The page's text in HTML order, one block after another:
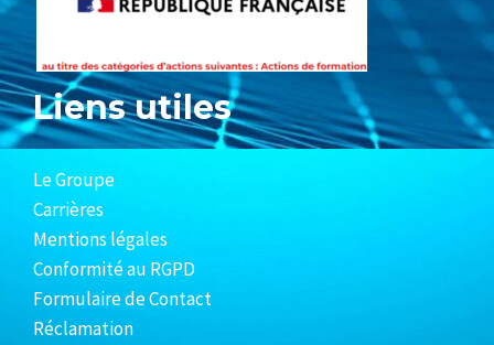
Liens utiles
Le Groupe
Carrières
Mentions légales
Conformité au RGPD
Formulaire de Contact
Réclamation